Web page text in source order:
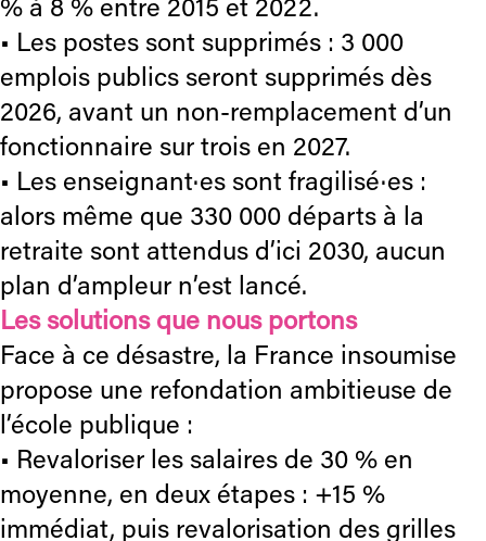
% à 8 % entre 2015 et 2022.
• Les postes sont supprimés : 3 000
emplois publics seront supprimés dès
2026, avant un non-remplacement d’un
fonctionnaire sur trois en 2027.
• Les enseignant·es sont fragilisé·es :
alors même que 330 000 départs à la
retraite sont attendus d’ici 2030, aucun
plan d’ampleur n’est lancé.
Les solutions que nous portons
Face à ce désastre, la France insoumise
propose une refondation ambitieuse de
l’école publique :
• Revaloriser les salaires de 30 % en
moyenne, en deux étapes : +15 %
immédiat, puis revalorisation des grilles